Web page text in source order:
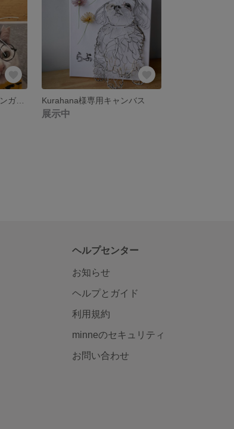
Kurahana様専用キャンバス
展示中
ヘルプセンター
お知らせ
ヘルプとガイド
利用規約
minneのセキュリティ
お問い合わせ